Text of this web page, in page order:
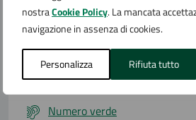
nostraCookie Policy. La mancata
navigazione in assenza di cookies.
Personalizza Rifiuta tutto
Contatta il comune
Leggi le domande frequenti
Richiedi assistenza
Numero verde